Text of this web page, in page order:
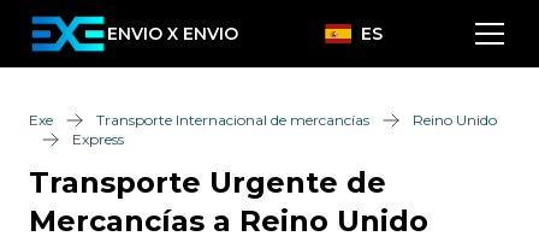
ENVIO X ENVIO ES
Exe Transporte Internacional de mercancías
Reino Unido
Express
Transporte Urgente de
Mercancías a Reino Unido